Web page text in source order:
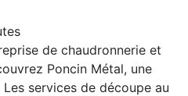
de chaudronnerie et
Poncin Métal, une
services de découpe au